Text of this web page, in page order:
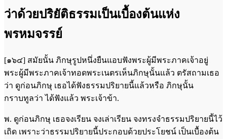
ว่าด้วยปริยัติธรรมเป็นเบื้องต้นแห่ง
พรหมจรรย์
[๑๖๔] สมัยนั้น ภิกษุรูปหนึ่งยืนแอบฟังพระผู้มีพระภาคเจ้าอยู่
พระผู้มีพระภาคเจ้าทอดพระเนตรเห็นภิกษุนั้นแล้ว ตรัสถามเธอ
ว่า ดูก่อนภิกษุ เธอได้ฟังธรรมปริยายนี้แล้วหรือ ภิกษุนั้น
กราบทูลว่า ได้ฟังแล้ว พระเจ้าข้า.
พ. ดูก่อนภิกษุ เธอจงเรียน จงเล่าเรียน จงทรงจำธรรมปริยายนี้ไว้
เถิด เพราะว่าธรรมปริยายนี้ประกอบด้วยประโยชน์ เป็นเบื้องต้น